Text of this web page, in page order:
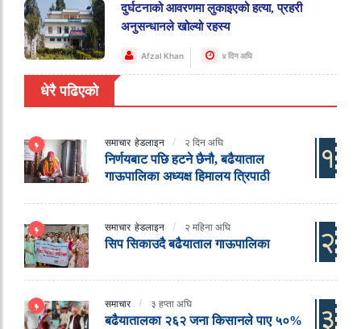
दुर्घटनाको आवरणमा लुकाइएको हत्या, प्रहरी
अनुसन्धानले खोल्यो रहस्य
Afzal Khan ४ दिन अघि
धेरै पढिएको
समाचार हेडलाइन २ दिन अघि
निर्णयबाट पछि हटने छैनौ, बढैयाताल
गाऊपालिका अध्यक्ष हिमालय त्रिपाठी
१
समाचार हेडलाइन २ महिना अघि
सिप सिकाउदै बढैयाताल गाऊपालिका २
समाचार ३ हप्ता अघि
बढैयातालका २६२ जना किसानले पाए ५०%
३